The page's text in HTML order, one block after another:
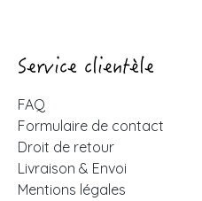
Service clientèle
FAQ
Formulaire de contact
Droit de retour
Livraison & Envoi
Mentions légales